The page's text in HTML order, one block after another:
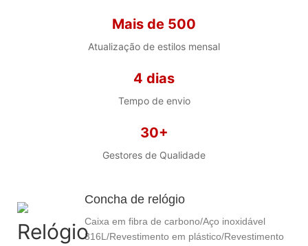
Mais de 500
Atualização de estilos mensal
4 dias
Tempo de envio
30+
Gestores de Qualidade
Concha de relógio
Caixa em fibra de carbono/Aço inoxidável
316L/Revestimento em plástico/Revestimento